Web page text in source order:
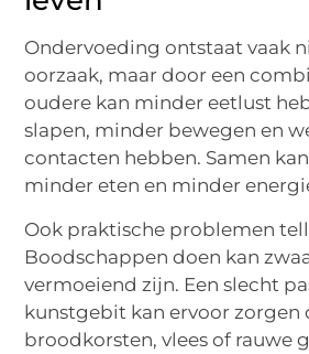
Ondervoeding ontstaat vaak
oorzaak, maar door een
oudere kan minder eetlust
slapen, minder bewegen en
contacten hebben. Samen
minder eten en minder
Ook praktische problemen
Boodschappen doen kan
vermoeiend zijn. Een slecht
kunstgebit kan ervoor zorgen
broodkorsten, vlees of rauwe